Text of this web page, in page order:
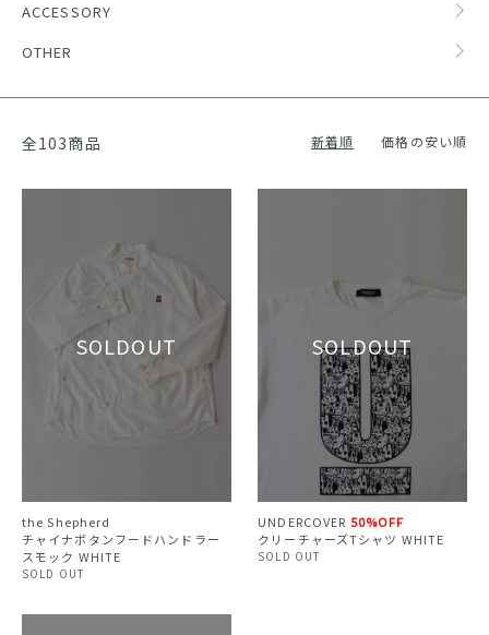
ACCESSORY
OTHER
全103商品 新着順 価格の安い順
the Shepherd
チャイナボタンフードハンドラー
スモック WHITE
SOLD OUT
UNDERCOVER 50%OFF
クリーチャーズTシャツ WHITE
SOLD OUT